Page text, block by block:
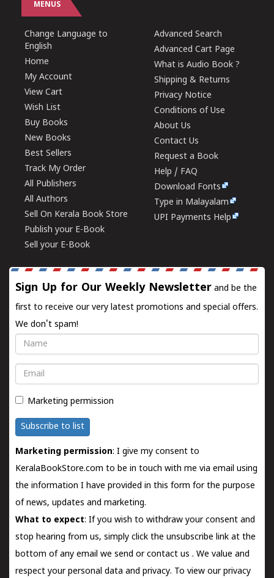
MENUS
Change Language to
English
Home
My Account
View Cart
Wish List
Buy Books
New Books
Best Sellers
Track My Order
All Publishers
All Authors
Sell On Kerala Book Store
Publish your E-Book
Sell your E-Book
Advanced Search
Advanced Cart Page
What is Audio Book ?
Shipping & Returns
Privacy Notice
Conditions of Use
About Us
Contact Us
Request a Book
Help / FAQ
Download Fonts
Type in Malayalam
UPI Payments Help
Sign Up for Our Weekly Newsletter and be the
first to receive our very latest promotions and special offers.
We don't spam!
Name
Email
Marketing permission
Subscribe to list
Marketing permission: I give my consent to
KeralaBookStore.com to be in touch with me via email using
the information I have provided in this form for the purpose
of news, updates and marketing.
What to expect: If you wish to withdraw your consent and
stop hearing from us, simply click the unsubscribe link at the
bottom of any email we send orcontact us . We value and
respect your personal data and privacy. To view our privacy